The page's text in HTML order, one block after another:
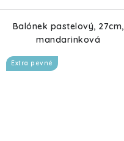
Balónek pastelový, 27cm,
mandarinková
Extra pevné